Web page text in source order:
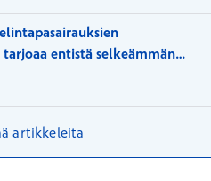
entistä selkeämmän
artikkeleita